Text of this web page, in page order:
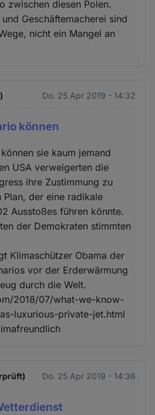
zwischen diesen Polen.
Geschäftemacherei sind
nicht ein Mangel an
Do. 25 Apr 2019 - 14:32
können
sie kaum jemand
USA verweigerten die
ihre Zustimmung zu
der eine radikale
Ausstoßes führen könnte.
der Demokraten stimmten
Klimaschützer Obama der
vor der Erderwärmung
durch die Welt.
2018/07/what-we-know-
luxurious-private-jet.html
Do. 25 Apr 2019 - 14:36